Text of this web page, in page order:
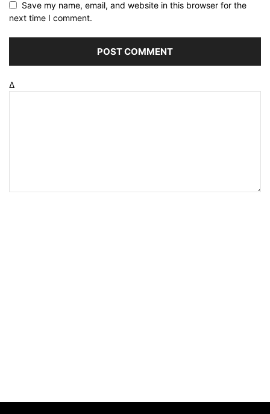
Save my name, email, and website in this browser for the
next time I comment.
Δ